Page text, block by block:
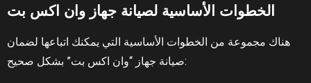
الخطوات الأساسية لصيانة جهاز وان اكس بت
هناك مجموعة من الخطوات الأساسية التي يمكنك اتباعها لضمان
صيانة جهاز “وان اكس بت” بشكل صحيح: